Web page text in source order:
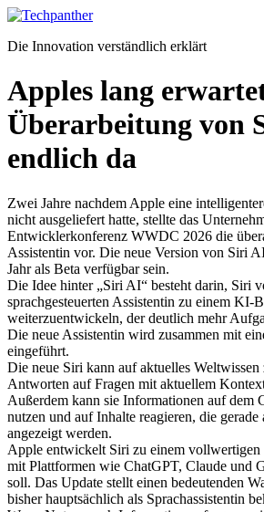
Zum
springen
Die Innovation verständlich erklärt
Apples lang
Überarbeitung von
endlich da
Zwei Jahre nachdem Apple eine
nicht ausgeliefert hatte, stellte das
Entwicklerkonferenz WWDC 2026 die
Assistentin vor. Die neue Version von Siri
Jahr als Beta verfügbar sein.
Die Idee hinter „Siri AI“ besteht darin, Siri
sprachgesteuerten Assistentin zu einem KI-
weiterzuentwickeln, der deutlich mehr
Die neue Assistentin wird zusammen mit
eingeführt.
Die neue Siri kann auf aktuelles
Antworten auf Fragen mit aktuellem
Außerdem kann sie Informationen auf dem
nutzen und auf Inhalte reagieren, die
angezeigt werden.
Apple entwickelt Siri zu einem
mit Plattformen wie ChatGPT, Claude und
soll. Das Update stellt einen bedeutenden
bisher hauptsächlich als Sprachassistentin